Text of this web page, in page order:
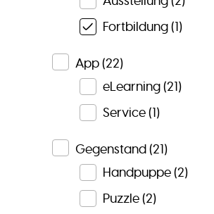
Fortbildung (1)
App(22)
eLearning (21)
Service (1)
Gegenstand(21)
Handpuppe (2)
Puzzle (2)